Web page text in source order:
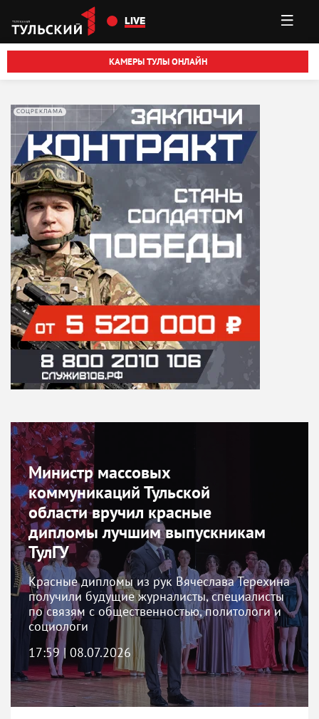
Перейти к основному содержанию
LIVE
КАМЕРЫ ТУЛЫ ОНЛАЙН
СОЦРЕКЛАМА
Министр массовых
коммуникаций Тульской
области вручил красные
дипломы лучшим выпускникам
ТулГУ
Красные дипломы из рук Вячеслава Терехина
получили будущие журналисты, специалисты
по связям с общественностью, политологи и
социологи
17:59 | 08.07.2026